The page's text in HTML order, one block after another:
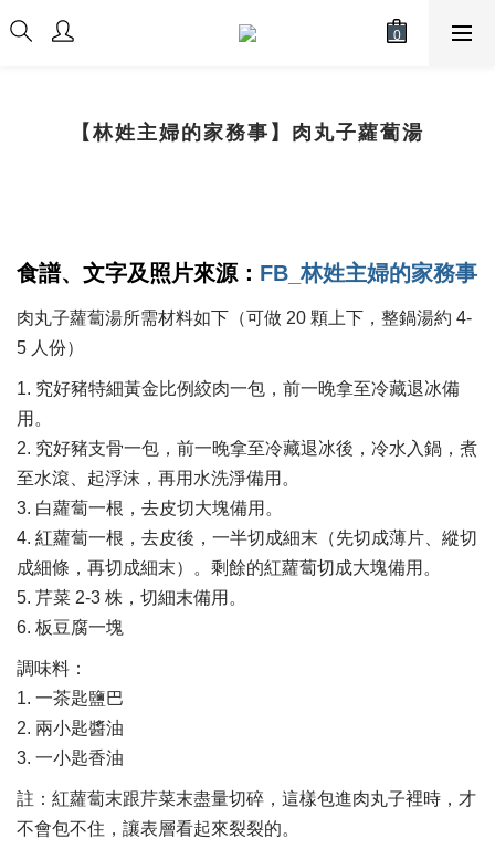
【林姓主婦的家務事】肉丸子蘿蔔湯
食譜、文字及照片來源： FB_林姓主婦的家務事
肉丸子蘿蔔湯所需材料如下（可做 20 顆上下，整鍋湯約 4-
5 人份）
1. 究好豬特細黃金比例絞肉一包，前一晚拿至冷藏退冰備
用。
2. 究好豬支骨一包，前一晚拿至冷藏退冰後，冷水入鍋，煮
至水滾、起浮沫，再用水洗淨備用。
3. 白蘿蔔一根，去皮切大塊備用。
4. 紅蘿蔔一根，去皮後，一半切成細末（先切成薄片、縱切
成細條，再切成細末）。剩餘的紅蘿蔔切成大塊備用。
5. 芹菜 2-3 株，切細末備用。
6. 板豆腐一塊
調味料：
1. 一茶匙鹽巴
2. 兩小匙醬油
3. 一小匙香油
註：紅蘿蔔末跟芹菜末盡量切碎，這樣包進肉丸子裡時，才
不會包不住，讓表層看起來裂裂的。